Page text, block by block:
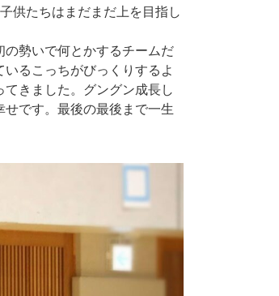
供たちはまだまだ上を目指し
勢いで何とかするチームだ
るこっちがびっくりするよ
きました。グングン成長し
です。最後の最後まで一生